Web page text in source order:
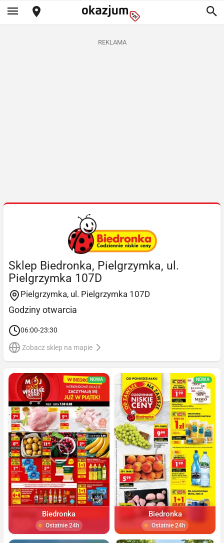
REKLAMA
Sklep Biedronka, Pielgrzymka, ul.
Pielgrzymka 107D
Pielgrzymka, ul. Pielgrzymka 107D
Godziny otwarcia
06:00-23:30
Zobacz sklep na mapie
NOWA
Biedronka
Ostatnie 24h
NOWA
Biedronka
Ostatnie 24h